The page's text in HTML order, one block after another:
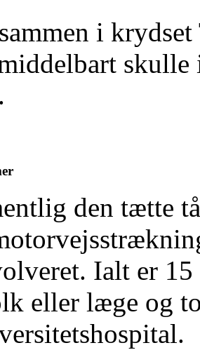
i
den tætte
Ialt er 15
eller læge og